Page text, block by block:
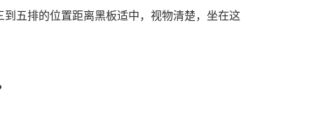
五排的位置距离黑板适中，视物清楚，坐在这